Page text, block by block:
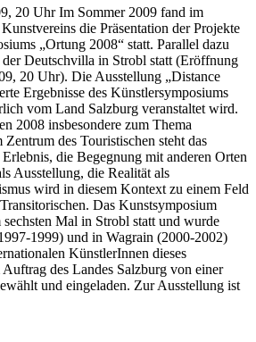
20 Uhr Im Sommer 2009 fand im
die Präsentation der Projekte
„Ortung 2008“ statt. Parallel dazu
Deutschvilla in Strobl statt (Eröffnung
20 Uhr). Die Ausstellung „Distance
Ergebnisse des Künstlersymposiums
vom Land Salzburg veranstaltet wird.
2008 insbesondere zum Thema
des Touristischen steht das
die Begegnung mit anderen Orten
Ausstellung, die Realität als
wird in diesem Kontext zu einem Feld
Das Kunstsymposium
Mal in Strobl statt und wurde
1999) und in Wagrain (2000-2002)
KünstlerInnen dieses
des Landes Salzburg von einer
und eingeladen. Zur Ausstellung ist